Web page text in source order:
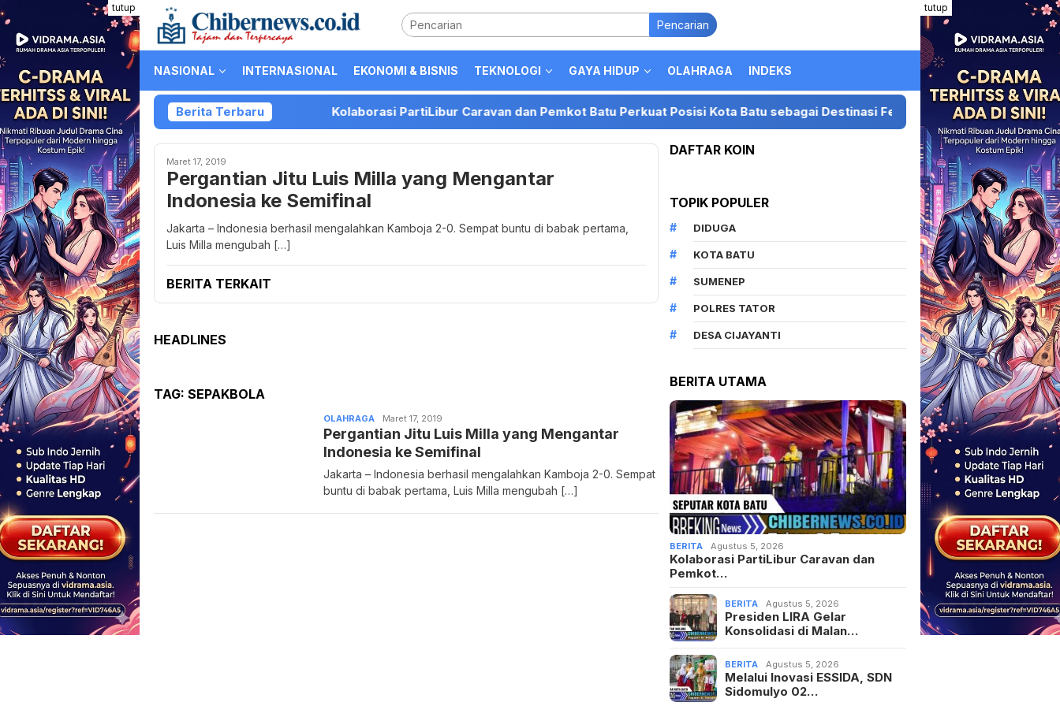
Loncat
ke
konten
tutup tutup
Pencarian
NASIONAL INTERNASIONAL EKONOMI & BISNIS TEKNOLOGI GAYA HIDUP OLAHRAGA INDEKS
Berita Terbaru Kolaborasi PartiLibur Caravan dan Pemkot Batu Perkuat Posisi Kota Batu sebagai Destinasi Festival Musik Nasional
Maret 17, 2019
Pergantian Jitu Luis Milla yang Mengantar
Indonesia ke Semifinal
Jakarta – Indonesia berhasil mengalahkan Kamboja 2-0. Sempat buntu di babak pertama,
Luis Milla mengubah […]
BERITA TERKAIT
HEADLINES
TAG: SEPAKBOLA
OLAHRAGA Zulpadli
Maret 17, 2019
Pergantian Jitu Luis Milla yang Mengantar
Indonesia ke Semifinal
Jakarta – Indonesia berhasil mengalahkan Kamboja 2-0. Sempat
buntu di babak pertama, Luis Milla mengubah […]
DAFTAR KOIN
TOPIK POPULER
DIDUGA
KOTA BATU
SUMENEP
POLRES TATOR
DESA CIJAYANTI
BERITA UTAMA
BERITA Agustus 5, 2026
Kolaborasi PartiLibur Caravan dan
Pemkot…
BERITA Agustus 5, 2026
Presiden LIRA Gelar
Konsolidasi di Malan…
BERITA Agustus 5, 2026
Melalui Inovasi ESSIDA, SDN
Sidomulyo 02…